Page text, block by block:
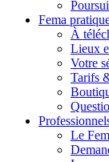
Fema
À
Lieux
Votre
Tarifs
Le